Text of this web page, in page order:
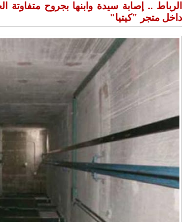
الرباط .. إصابة سيدة وابنها بجروح
داخل متجر "كيتيا"